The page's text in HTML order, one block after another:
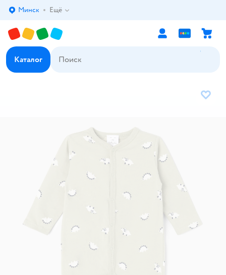
Выбор адреса доставки.
Минск Ещё
Каталог
В